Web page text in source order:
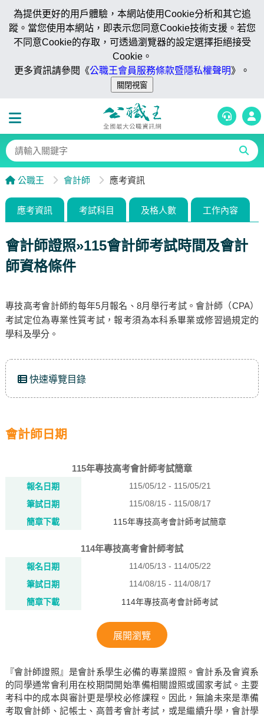
為提供更好的用戶體驗，本網站使用Cookie分析和其它追
蹤。當您使用本網站，即表示您同意Cookie技術支援。若您
不同意Cookie的存取，可透過瀏覽器的設定選擇拒絕接受
Cookie。
更多資訊請參閱《公職王會員服務條款暨隱私權聲明》。
公職王 會計師 應考資訊
應考資訊 考試科目 及格人數 工作內容
會計師證照»115會計師考試時間及會計
師資格條件
專技高考會計師約每年5月報名、8月舉行考試。會計師（CPA）
考試定位為專業性質考試，報考須為本科系畢業或修習過規定的
學科及學分。
快速導覽目錄
會計師日期
115年專技高考會計師考試簡章
報名日期
115/05/12 - 115/05/21
筆試日期
115/08/15 - 115/08/17
簡章下載
115年專技高考會計師考試簡章
114年專技高考會計師考試
報名日期
114/05/13 - 114/05/22
筆試日期
114/08/15 - 114/08/17
簡章下載
114年專技高考會計師考試
展開瀏覽
『會計師證照』是會計系學生必備的專業證照。會計系及會資系
的同學通常會利用在校期間開始準備相關證照或國家考試。主要
考科中的成本與審計更是學校必修課程。因此，無論未來是準備
考取會計師、記帳士、高普考會計考試，或是繼續升學，會計學